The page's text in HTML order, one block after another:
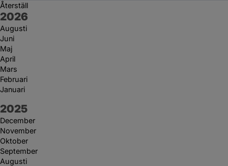
Återställ
År:
2026
Augusti
Juni
Maj
April
Mars
Februari
Januari
År:
2025
December
November
Oktober
September
Augusti